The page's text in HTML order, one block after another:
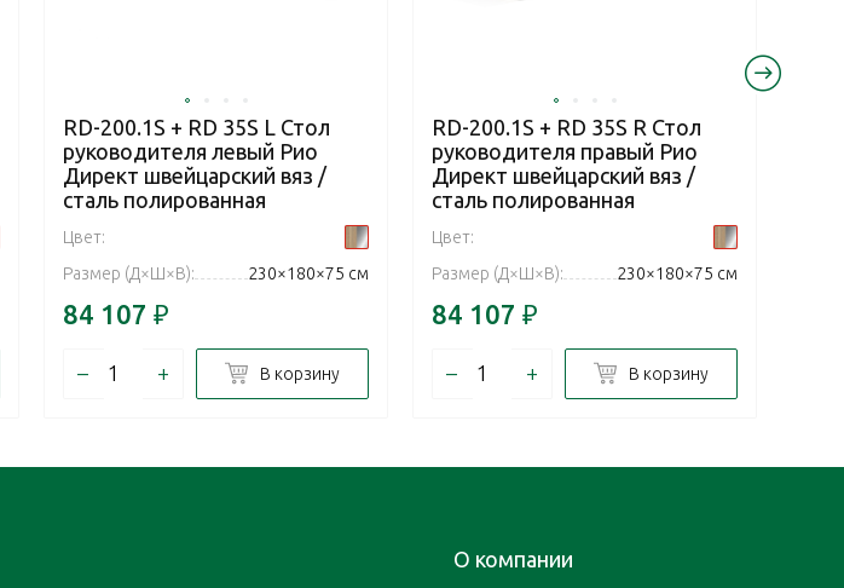
RD-200.1S + RD 35S L Стол
руководителя левый Рио
Директ швейцарский вяз /
сталь полированная
Цвет:
Размер (Д×Ш×В):
230×180×75 см
84 107 ₽
– + В корзину
RD-200.1S + RD 35S R Стол
руководителя правый Рио
Директ швейцарский вяз /
сталь полированная
Цвет:
Размер (Д×Ш×В):
230×180×75 см
84 107 ₽
– + В корзину
О компании